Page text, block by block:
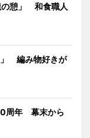
の憩」 和食職人
編み物好きが
周年 幕末から